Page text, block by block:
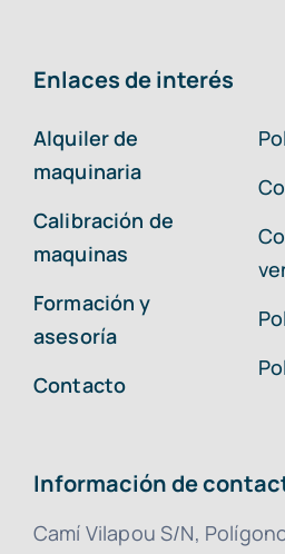
Enlaces de interés
Alquiler de
maquinaria
Calibración de
maquinas
Formación y
asesoría
Contacto
Información de
Camí Vilapou S/N,